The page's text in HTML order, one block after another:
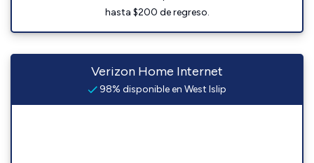
hasta $200 de regreso.
Verizon Home Internet
98% disponible en West Islip